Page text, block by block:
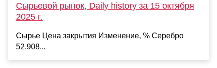
Сырьевой рынок, Daily history за 15 октября
2025 г.
Сырье Цена закрытия Изменение, % Серебро
52.908...